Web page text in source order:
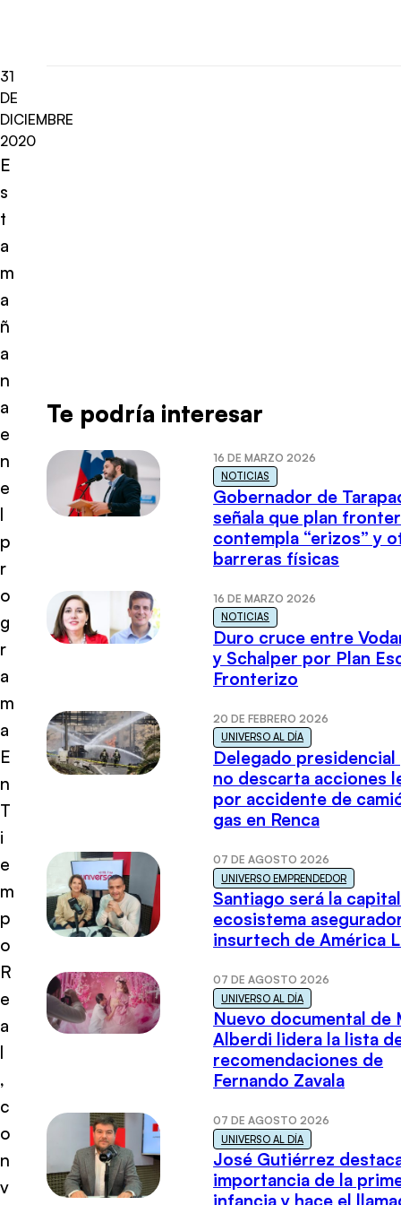
31
DE
DICIEMBRE
2020
E
s
t
a
m
a
ñ
a
n
a
e
n
e
l
p
r
o
g
r
a
m
a
E
n
T
i
e
m
p
o
R
e
a
l
,
c
o
n
v
Te podría interesar
16 DE MARZO 2026
NOTICIAS
Gobernador de
señala que plan
contempla “erizos” y
barreras físicas
16 DE MARZO 2026
NOTICIAS
Duro cruce entre
y Schalper por Plan
Fronterizo
20 DE FEBRERO 2026
UNIVERSO AL DÍA
Delegado presidencial
no descarta acciones
por accidente de
gas en Renca
07 DE AGOSTO 2026
UNIVERSO EMPRENDEDOR
Santiago será la
ecosistema
insurtech de América
07 DE AGOSTO 2026
UNIVERSO AL DÍA
Nuevo documental de
Alberdi lidera la lista
recomendaciones de
Fernando Zavala
07 DE AGOSTO 2026
UNIVERSO AL DÍA
José Gutiérrez
importancia de la